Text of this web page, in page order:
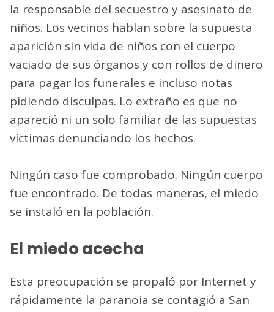
la responsable del secuestro y asesinato de
niños. Los vecinos hablan sobre la supuesta
aparición sin vida de niños con el cuerpo
vaciado de sus órganos y con rollos de dinero
para pagar los funerales e incluso notas
pidiendo disculpas. Lo extraño es que no
apareció ni un solo familiar de las supuestas
víctimas denunciando los hechos.
Ningún caso fue comprobado. Ningún cuerpo
fue encontrado. De todas maneras, el miedo
se instaló en la población.
El miedo acecha
Esta preocupación se propaló por Internet y
rápidamente la paranoia se contagió a San